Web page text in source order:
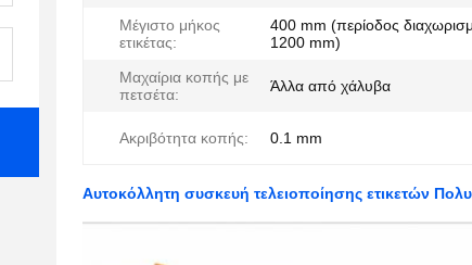
Μέγιστο μήκος
ετικέτας:
400 mm (περίοδος
1200 mm)
Μαχαίρια κοπής με
πετσέτα:
Άλλα από χάλυβα
Ακριβότητα κοπής: 0.1 mm
Αυτοκόλλητη συσκευή τελειοποίησης ετικετών